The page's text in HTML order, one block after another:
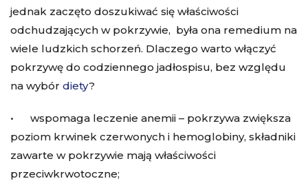
jednak zaczęto doszukiwać się właściwości
odchudzających w pokrzywie, była ona remedium na
wiele ludzkich schorzeń. Dlaczego warto włączyć
pokrzywę do codziennego jadłospisu, bez względu
na wybór diety?
• wspomaga leczenie anemii – pokrzywa zwiększa
poziom krwinek czerwonych i hemoglobiny, składniki
zawarte w pokrzywie mają właściwości
przeciwkrwotoczne;